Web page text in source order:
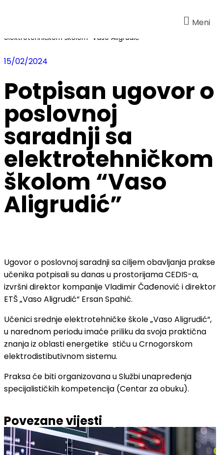
Meni
Potpisan ugovor o poslovnoj saradnji sa
elektrotehničkom školom “Vaso Aligrudić”
15/02/2024
Potpisan ugovor o
poslovnoj
saradnji sa
elektrotehničkom
školom “Vaso
Aligrudić”
Ugovor o poslovnoj saradnji sa ciljem obavljanja prakse
učenika potpisali su danas u prostorijama CEDIS-a,
izvršni direktor kompanije Vladimir Čađenović i direktor
ETŠ „Vaso Aligrudić“ Ersan Spahić.
Učenici srednje elektrotehničke škole „Vaso Aligrudić“,
u narednom periodu imaće priliku da svoja praktična
znanja iz oblasti energetike stiču u Crnogorskom
elektrodistibutivnom sistemu.
Praksa će biti organizovana u Službi unapređenja
specijalističkih kompetencija (Centar za obuku).
Povezane vijesti